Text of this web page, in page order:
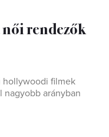
rendezők
hollywoodi filmek
arányban